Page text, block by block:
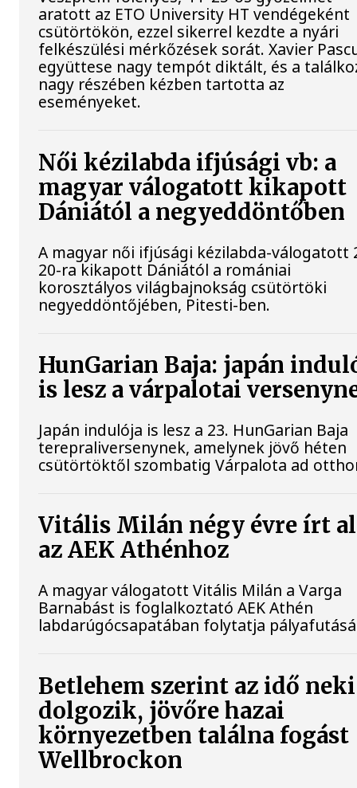
aratott az ETO University HT vendégeként
csütörtökön, ezzel sikerrel kezdte a nyári
felkészülési mérkőzések sorát. Xavier
együttese nagy tempót diktált, és a
nagy részében kézben tartotta az
eseményeket.
Női kézilabda ifjúsági vb: a
magyar válogatott kikapott
Dániától a negyeddöntőben
A magyar női ifjúsági kézilabda-válogatott
20-ra kikapott Dániától a romániai
korosztályos világbajnokság csütörtöki
negyeddöntőjében, Pitesti-ben.
HunGarian Baja: japán
is lesz a várpalotai
Japán indulója is lesz a 23. HunGarian Baja
terepraliversenynek, amelynek jövő héten
csütörtöktől szombatig Várpalota ad
Vitális Milán négy évre írt
az AEK Athénhoz
A magyar válogatott Vitális Milán a Varga
Barnabást is foglalkoztató AEK Athén
labdarúgócsapatában folytatja
Betlehem szerint az idő neki
dolgozik, jövőre hazai
környezetben találna fogást
Wellbrockon